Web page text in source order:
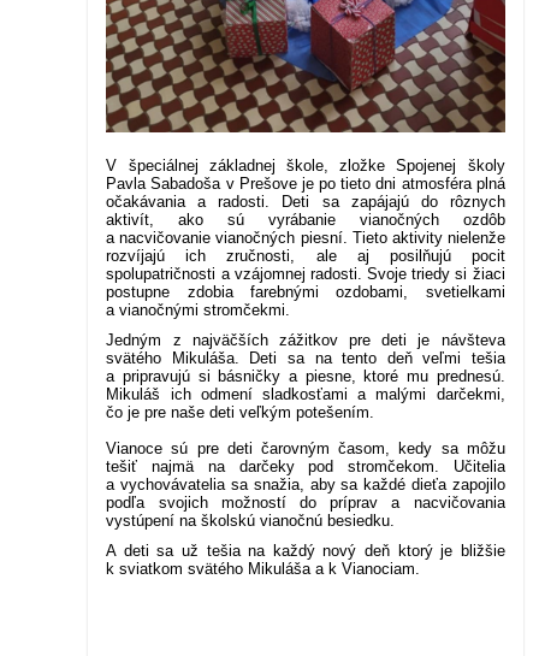
V špeciálnej základnej škole, zložke Spojenej školy
Pavla Sabadoša v Prešove je po tieto dni atmosféra plná
očakávania a radosti. Deti sa zapájajú do rôznych
aktivít, ako sú vyrábanie vianočných ozdôb
a nacvičovanie vianočných piesní. Tieto aktivity nielenže
rozvíjajú ich zručnosti, ale aj posilňujú pocit
spolupatričnosti a vzájomnej radosti. Svoje triedy si žiaci
postupne zdobia farebnými ozdobami, svetielkami
a vianočnými stromčekmi.
Jedným z najväčších zážitkov pre deti je návšteva
svätého Mikuláša. Deti sa na tento deň veľmi tešia
a pripravujú si básničky a piesne, ktoré mu prednesú.
Mikuláš ich odmení sladkosťami a malými darčekmi,
čo je pre naše deti veľkým potešením.
Vianoce sú pre deti čarovným časom, kedy sa môžu
tešiť najmä na darčeky pod stromčekom. Učitelia
a vychovávatelia sa snažia, aby sa každé dieťa zapojilo
podľa svojich možností do príprav a nacvičovania
vystúpení na školskú vianočnú besiedku.
A deti sa už tešia na každý nový deň ktorý je bližšie
k sviatkom svätého Mikuláša a k Vianociam.